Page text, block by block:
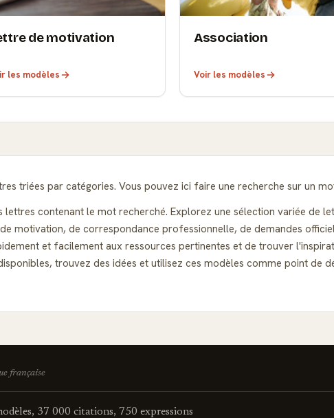
de motivation
les modèles
Association
Voir les modèles
triées par catégories. Vous pouvez ici faire une recherche sur un
contenant le mot recherché. Explorez une sélection variée de
motivation, de correspondance professionnelle, de demandes
et facilement aux ressources pertinentes et de trouver
trouvez des idées et utilisez ces modèles comme point de
française
37 000 citations, 750 expressions